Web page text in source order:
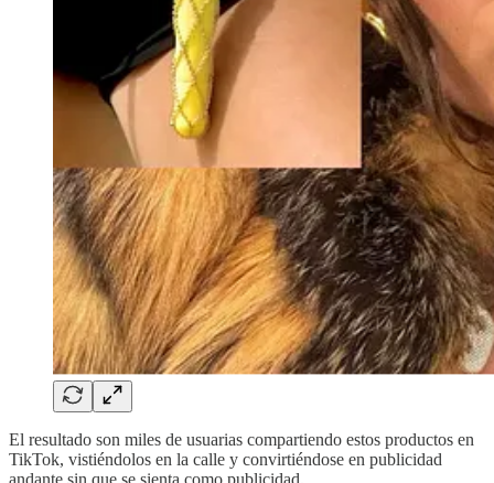
El resultado son miles de usuarias compartiendo estos productos en
TikTok, vistiéndolos en la calle y convirtiéndose en publicidad
andante sin que se sienta como publicidad.